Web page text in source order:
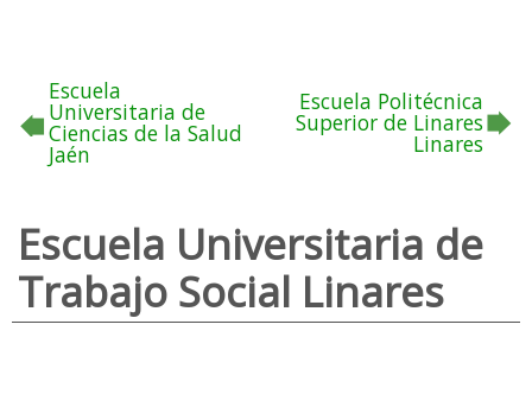
Escuela
Universitaria de
Ciencias de la Salud
Jaén
Escuela Politécnica
Superior de Linares
Linares
Escuela Universitaria de
Trabajo Social Linares